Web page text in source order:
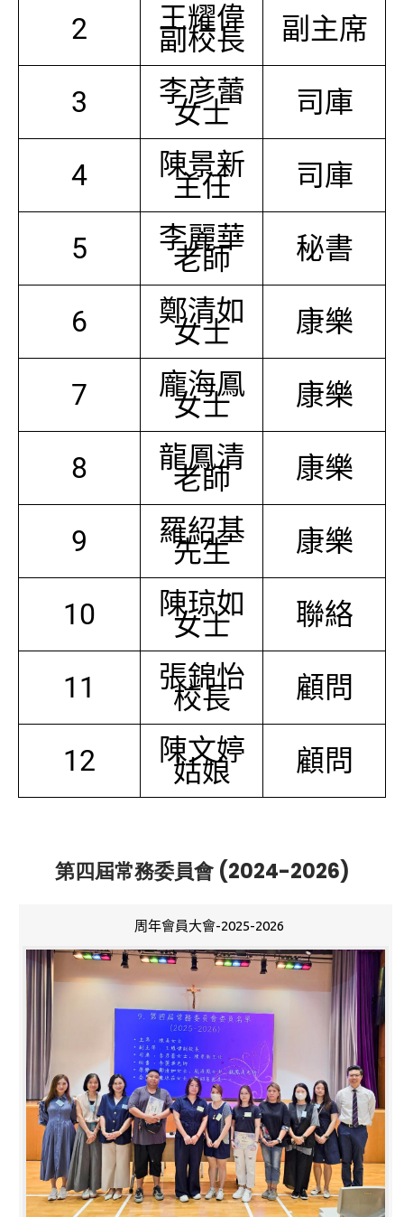
2 王耀偉
副校長 副主席
3 李彦蕾
女士 司庫
4 陳景新
主任 司庫
5 李麗華
老師 秘書
6 鄭清如
女士 康樂
7 龐海鳳
女士 康樂
8 龍鳳清
老師 康樂
9 羅紹基
先生 康樂
10 陳琼如
女士 聯絡
11 張錦怡
校長 顧問
12 陳文婷
姑娘 顧問
第四屆常務委員會 (2024-2026)
周年會員大會-2025-2026